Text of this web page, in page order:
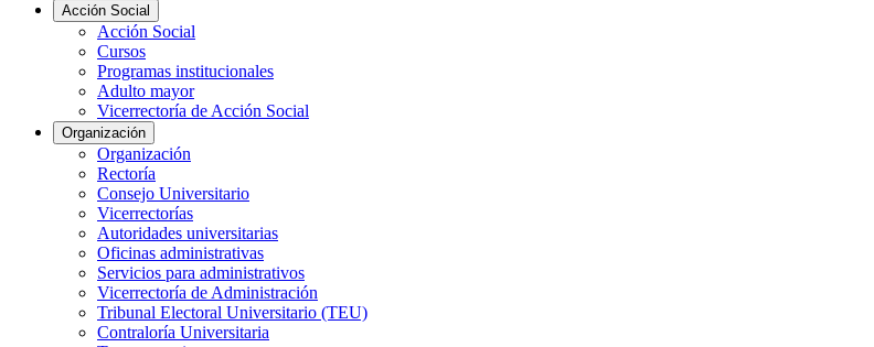
Acción Social
Acción Social
Cursos
Programas institucionales
Adulto mayor
Vicerrectoría de Acción Social
Organización
Organización
Rectoría
Consejo Universitario
Vicerrectorías
Autoridades universitarias
Oficinas administrativas
Servicios para administrativos
Vicerrectoría de Administración
Tribunal Electoral Universitario (TEU)
Contraloría Universitaria